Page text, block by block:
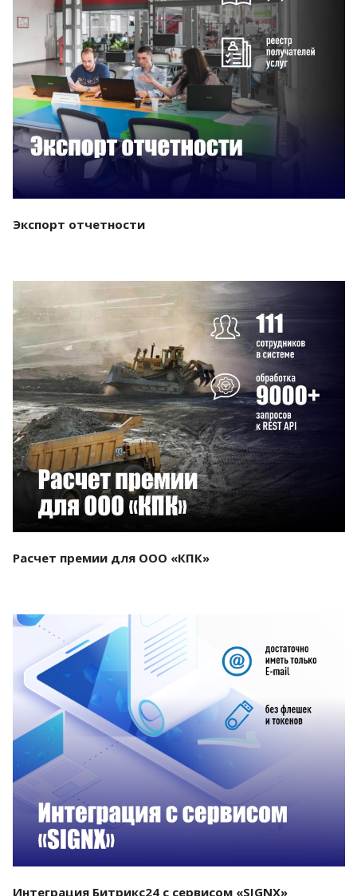
Смотреть проект
Экспорт отчетности
Смотреть проект
Расчет премии для ООО «КПК»
Смотреть проект
Интеграция Битрикс24 с сервисом «SIGNX»